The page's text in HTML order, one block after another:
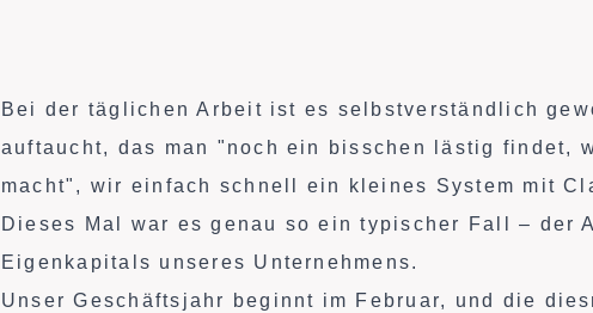
Bei der täglichen Arbeit ist es selbstverständlich
auftaucht, das man "noch ein bisschen lästig findet,
macht", wir einfach schnell ein kleines System mit
Dieses Mal war es genau so ein typischer Fall – der
Eigenkapitals unseres Unternehmens.
Unser Geschäftsjahr beginnt im Februar, und die